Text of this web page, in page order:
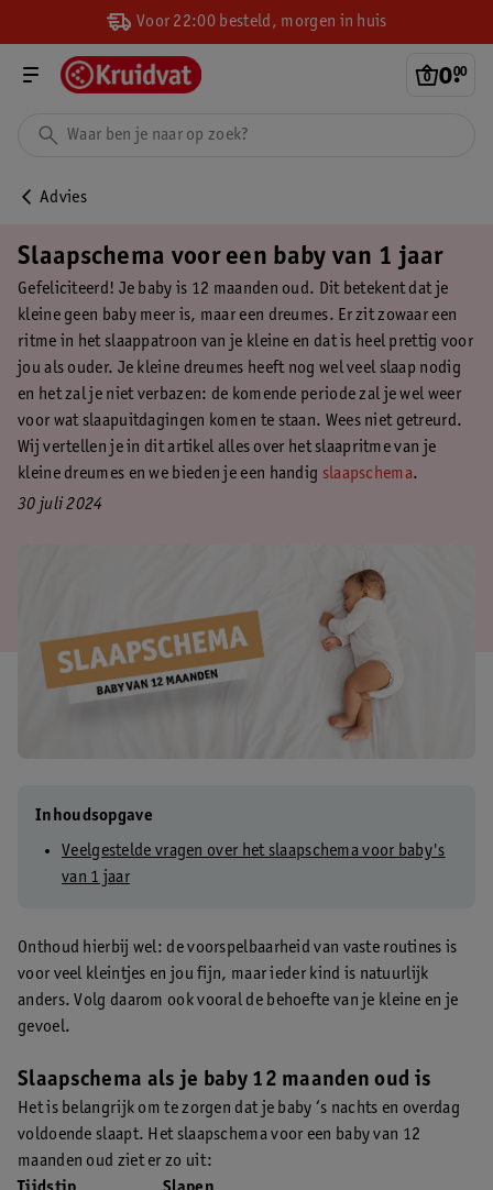
Voor 22:00 besteld, morgen in huis
0.
00
Advies
Slaapschema voor een baby van 1 jaar
Gefeliciteerd! Je baby is 12 maanden oud. Dit betekent dat je
kleine geen baby meer is, maar een dreumes. Er zit zowaar een
ritme in het slaappatroon van je kleine en dat is heel prettig voor
jou als ouder. Je kleine dreumes heeft nog wel veel slaap nodig
en het zal je niet verbazen: de komende periode zal je wel weer
voor wat slaapuitdagingen komen te staan. Wees niet getreurd.
Wij vertellen je in dit artikel alles over het slaapritme van je
kleine dreumes en we bieden je een handig slaapschema.
30 juli 2024
Inhoudsopgave
Veelgestelde vragen over het slaapschema voor baby's
van 1 jaar
Onthoud hierbij wel: de voorspelbaarheid van vaste routines is
voor veel kleintjes en jou fijn, maar ieder kind is natuurlijk
anders. Volg daarom ook vooral de behoefte van je kleine en je
gevoel.
Slaapschema als je baby 12 maanden oud is
Het is belangrijk om te zorgen dat je baby ‘s nachts en overdag
voldoende slaapt. Het slaapschema voor een baby van 12
maanden oud ziet er zo uit: